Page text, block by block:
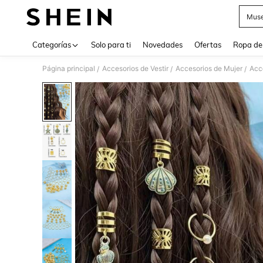
Categorías Solo para ti Novedades Ofertas Ropa
Página principal / Accesorios de Vestir / Accesorios de Mujer /